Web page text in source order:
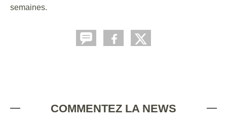
semaines.
COMMENTEZ LA NEWS